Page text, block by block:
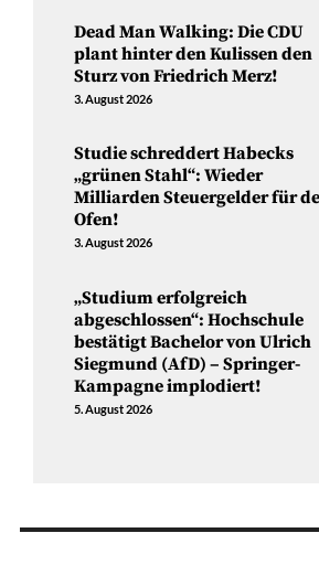
Dead Man Walking: Die CDU
plant hinter den Kulissen den
Sturz von Friedrich Merz!
3. August 2026
Studie schreddert Habecks
„grünen Stahl“: Wieder
Milliarden Steuergelder für
Ofen!
3. August 2026
„Studium erfolgreich
abgeschlossen“: Hochschule
bestätigt Bachelor von Ulrich
Siegmund (AfD) – Springer-
Kampagne implodiert!
5. August 2026